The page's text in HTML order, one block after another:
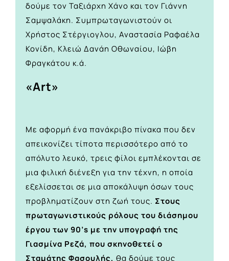
δούμε τον Ταξιάρχη Χάνο και τον Γιάννη
Σαμψαλάκη. Συμπρωταγωνιστούν οι
Χρήστος Στέργιογλου, Αναστασία Ραφαέλα
Κονίδη, Κλειώ Δανάη Οθωναίου, Ιώβη
Φραγκάτου κ.ά.
«Art»
Με αφορμή ένα πανάκριβο πίνακα που δεν
απεικονίζει τίποτα περισσότερο από το
απόλυτο λευκό, τρεις φίλοι εμπλέκονται σε
μια φιλική διένεξη για την τέχνη, η οποία
εξελίσσεται σε μια αποκάλυψη όσων τους
προβληματίζουν στη ζωή τους. Στους
πρωταγωνιστικούς ρόλους του διάσημου
έργου των 90’s με την υπογραφή της
Γιασμίνα Ρεζά, που σκηνοθετεί ο
Σταμάτης Φασουλής, θα δούμε τους